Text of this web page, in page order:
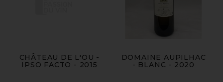
CHÂTEAU DE L'OU -
IPSO FACTO - 2015
DOMAINE AUPILHAC
- BLANC - 2020